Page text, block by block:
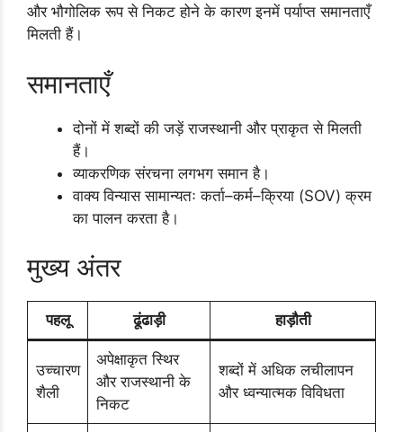
और भौगोलिक रूप से निकट होने के कारण इनमें पर्याप्त समानताएँ
मिलती हैं।
समानताएँ
दोनों में शब्दों की जड़ें राजस्थानी और प्राकृत से मिलती
हैं।
व्याकरणिक संरचना लगभग समान है।
वाक्य विन्यास सामान्यतः कर्ता–कर्म–क्रिया (SOV) क्रम
का पालन करता है।
मुख्य अंतर
पहलू ढूंढाड़ी हाड़ौती
उच्चारण
शैली
अपेक्षाकृत स्थिर
और राजस्थानी के
निकट
शब्दों में अधिक लचीलापन
और ध्वन्यात्मक विविधता